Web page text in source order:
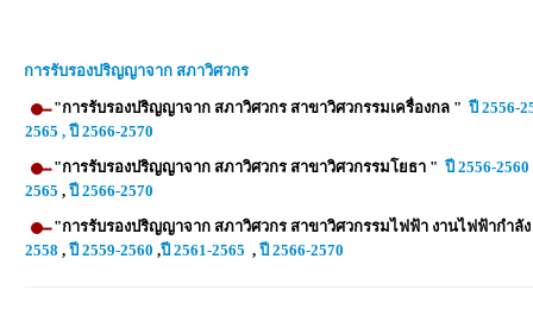
การรับรองปริญญาจาก สภาวิศวกร
"การรับรองปริญญาจาก สภาวิศวกร สาขาวิศวกรรมเครื่องกล " ปี 2556-
2565 , ปี 2566-2570
"การรับรองปริญญาจาก สภาวิศวกร สาขาวิศวกรรมโยธา " ปี 2556-2560
2565 , ปี 2566-2570
"การรับรองปริญญาจาก สภาวิศวกร สาขาวิศวกรรมไฟฟ้า งานไฟฟ้ากำลั
2558 , ปี 2559-2560 ,ปี 2561-2565 , ปี 2566-2570